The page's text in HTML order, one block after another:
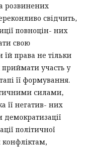
розвинених
свідчить,
повноцін- них
свою
права не тільки
приймати участь у
її формування.
силами,
її негатив- них
політичної
конфліктам,